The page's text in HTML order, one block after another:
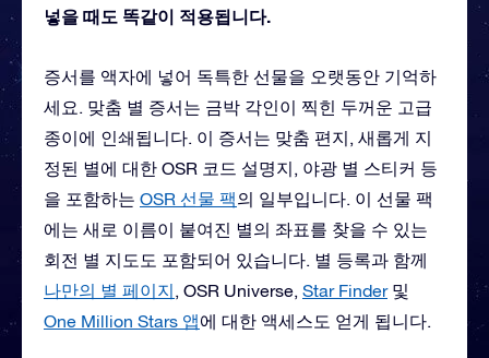
넣을 때도 똑같이 적용됩니다.
증서를 액자에 넣어 독특한 선물을 오랫동안 기억하
세요. 맞춤 별 증서는 금박 각인이 찍힌 두꺼운 고급
종이에 인쇄됩니다. 이 증서는 맞춤 편지, 새롭게 지
정된 별에 대한 OSR 코드 설명지, 야광 별 스티커 등
을 포함하는 OSR 선물 팩의 일부입니다. 이 선물 팩
에는 새로 이름이 붙여진 별의 좌표를 찾을 수 있는
회전 별 지도도 포함되어 있습니다. 별 등록과 함께
나만의 별 페이지, OSR Universe, Star Finder및
One Million Stars 앱에 대한 액세스도 얻게 됩니다.